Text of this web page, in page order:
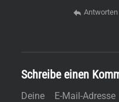
Antworten
Schreibe einen
Deine E-Mail-